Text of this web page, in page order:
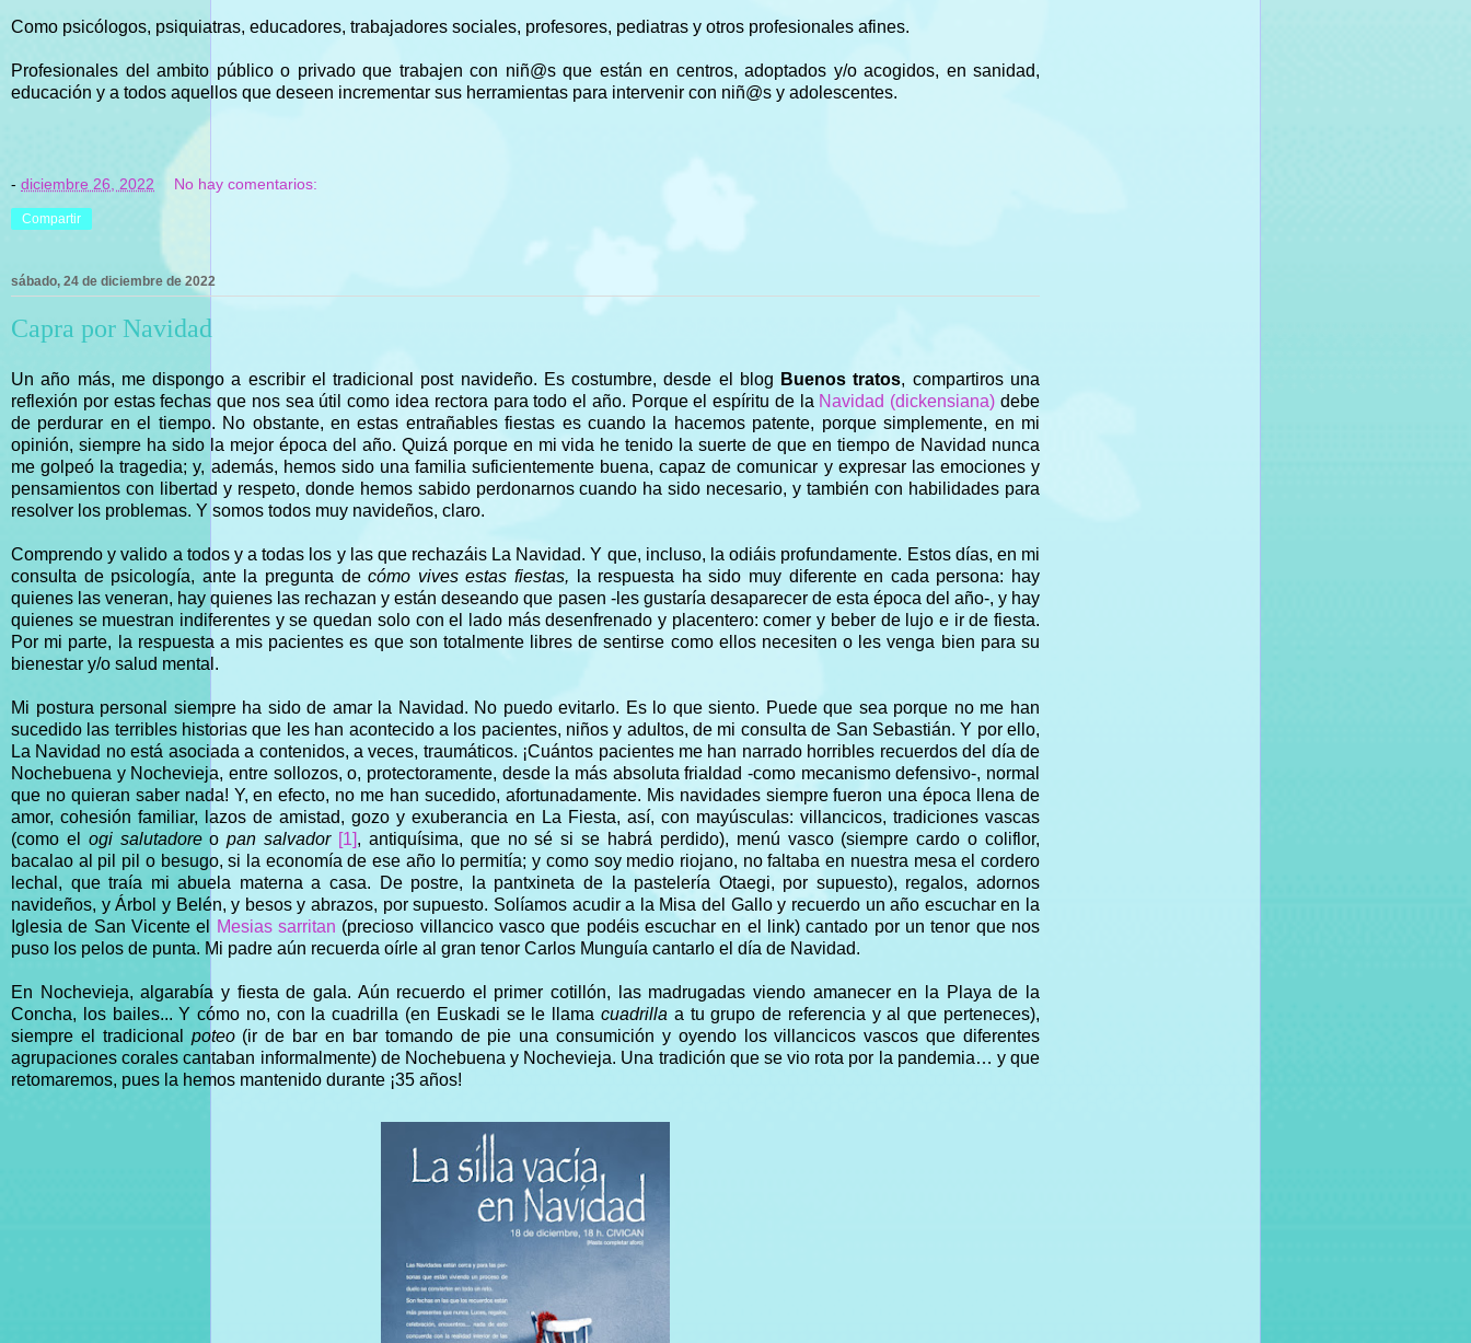
Como psicólogos, psiquiatras, educadores, trabajadores sociales, profesores, pediatras y otros profesionales afines.
Profesionales del ambito público o privado que trabajen con niñ@s que están en centros, adoptados y/o acogidos, en sanidad,
educación y a todos aquellos que deseen incrementar sus herramientas para intervenir con niñ@s y adolescentes.
- diciembre 26, 2022 No hay comentarios:
Compartir
sábado, 24 de diciembre de 2022
Capra por Navidad
Un año más, me dispongo a escribir el tradicional post navideño. Es costumbre, desde el blog Buenos tratos, compartiros una
reflexión por estas fechas que nos sea útil como idea rectora para todo el año. Porque el espíritu de la Navidad (dickensiana)debe
de perdurar en el tiempo. No obstante, en estas entrañables fiestas es cuando la hacemos patente, porque simplemente, en mi
opinión, siempre ha sido la mejor época del año. Quizá porque en mi vida he tenido la suerte de que en tiempo de Navidad nunca
me golpeó la tragedia; y, además, hemos sido una familia suficientemente buena, capaz de comunicar y expresar las emociones y
pensamientos con libertad y respeto, donde hemos sabido perdonarnos cuando ha sido necesario, y también con habilidades para
resolver los problemas. Y somos todos muy navideños, claro.
Comprendo y valido a todos y a todas los y las que rechazáis La Navidad. Y que, incluso, la odiáis profundamente. Estos días, en mi
consulta de psicología, ante la pregunta decómo vives estas fiestas, la respuesta ha sido muy diferente en cada persona: hay
quienes las veneran, hay quienes las rechazan y están deseando que pasen -les gustaría desaparecer de esta época del año-, y hay
quienes se muestran indiferentes y se quedan solo con el lado más desenfrenado y placentero: comer y beber de lujo e ir de fiesta.
Por mi parte, la respuesta a mis pacientes es que son totalmente libres de sentirse como ellos necesiten o les venga bien para su
bienestar y/o salud mental.
Mi postura personal siempre ha sido de amar la Navidad. No puedo evitarlo. Es lo que siento. Puede que sea porque no me han
sucedido las terribles historias que les han acontecido a los pacientes, niños y adultos, de mi consulta de San Sebastián. Y por ello,
La Navidad no está asociada a contenidos, a veces, traumáticos. ¡Cuántos pacientes me han narrado horribles recuerdos del día de
Nochebuena y Nochevieja, entre sollozos, o, protectoramente, desde la más absoluta frialdad -como mecanismo defensivo-, normal
que no quieran saber nada! Y, en efecto, no me han sucedido, afortunadamente. Mis navidades siempre fueron una época llena de
amor, cohesión familiar, lazos de amistad, gozo y exuberancia en La Fiesta, así, con mayúsculas: villancicos, tradiciones vascas
(como el ogi salutadoreopan salvador [1] , antiquísima, que no sé si se habrá perdido), menú vasco (siempre cardo o coliflor,
bacalao al pil pil o besugo, si la economía de ese año lo permitía; y como soy medio riojano, no faltaba en nuestra mesa el cordero
lechal, que traía mi abuela materna a casa. De postre, la pantxineta de la pastelería Otaegi, por supuesto), regalos, adornos
navideños, y Árbol y Belén, y besos y abrazos, por supuesto. Solíamos acudir a la Misa del Gallo y recuerdo un año escuchar en la
Iglesia de San Vicente el
Mesias sarritan (precioso villancico vasco que podéis escuchar en el link) cantado por un tenor que nos
puso los pelos de punta. Mi padre aún recuerda oírle al gran tenor Carlos Munguía cantarlo el día de Navidad.
En Nochevieja, algarabía y fiesta de gala. Aún recuerdo el primer cotillón, las madrugadas viendo amanecer en la Playa de la
Concha, los bailes... Y cómo no, con la cuadrilla (en Euskadi se le llama cuadrilla a tu grupo de referencia y al que perteneces),
siempre el tradicional
poteo(ir de bar en bar tomando de pie una consumición y oyendo los villancicos vascos que diferentes
agrupaciones corales cantaban informalmente) de Nochebuena y Nochevieja. Una tradición que se vio rota por la pandemia… y que
retomaremos, pues la hemos mantenido durante ¡35 años!